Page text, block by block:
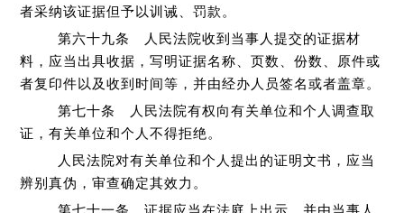
者采纳该证据但予以训诫、罚款。
第六十九条 人民法院收到当事人提交的证据材
料，应当出具收据，写明证据名称、页数、份数、原件或
者复印件以及收到时间等，并由经办人员签名或者盖章。
第七十条 人民法院有权向有关单位和个人调查取
证，有关单位和个人不得拒绝。
人民法院对有关单位和个人提出的证明文书，应当
辨别真伪，审查确定其效力。